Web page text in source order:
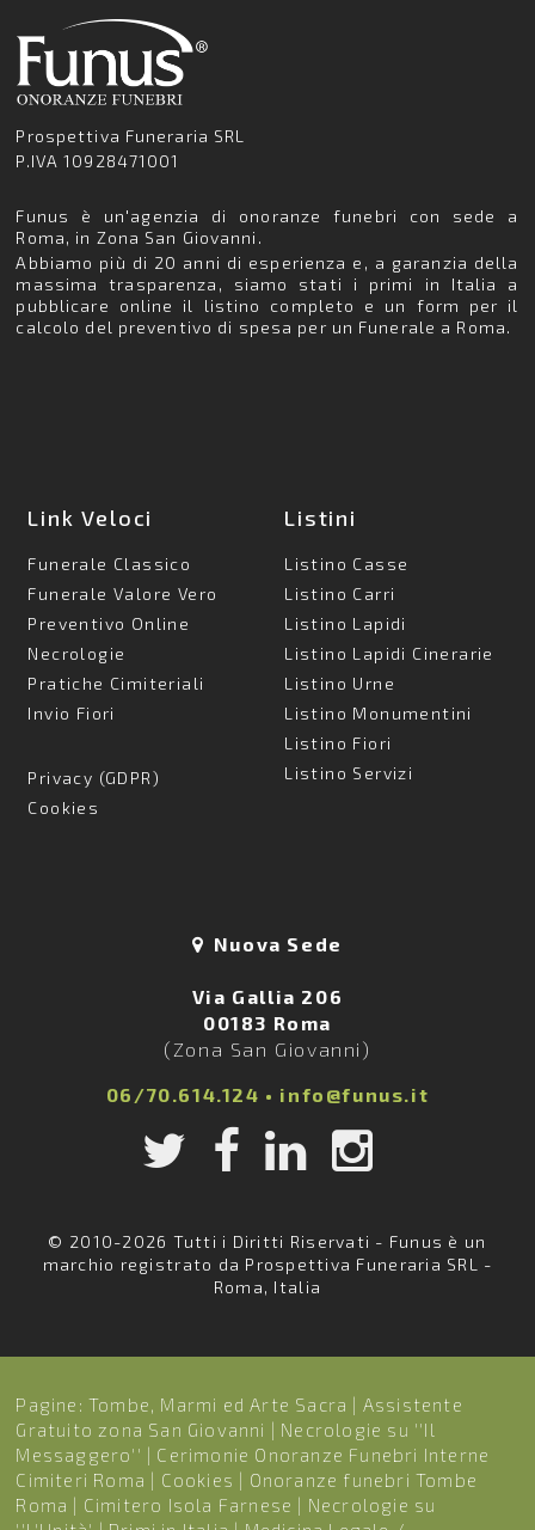
Prospettiva Funeraria SRL
P.IVA 10928471001
Funus è un'agenzia di onoranze funebri con sede a
Roma, in Zona San Giovanni.
Abbiamo più di 20 anni di esperienza e, a garanzia della
massima trasparenza, siamo stati i primi in Italia a
pubblicare online il listino completo e un form per il
calcolo del preventivo di spesa per un Funerale a Roma.
Link Veloci
Funerale Classico
Funerale Valore Vero
Preventivo Online
Necrologie
Pratiche Cimiteriali
Invio Fiori
Privacy (GDPR)
Cookies
Listini
Listino Casse
Listino Carri
Listino Lapidi
Listino Lapidi Cinerarie
Listino Urne
Listino Monumentini
Listino Fiori
Listino Servizi
Nuova Sede
Via Gallia 206
00183 Roma
(Zona San Giovanni)
06/70.614.124 • info@funus.it
© 2010-2026 Tutti i Diritti Riservati - Funus è un
marchio registrato da Prospettiva Funeraria SRL -
Roma, Italia
Pagine:Tombe, Marmi ed Arte Sacra
Assistente
Gratuito zona San Giovanni
Necrologie su ''Il
Messaggero''
Cerimonie Onoranze Funebri Interne
Cimiteri Roma
Cookies
Onoranze funebri Tombe
Roma
Cimitero Isola Farnese
Necrologie su